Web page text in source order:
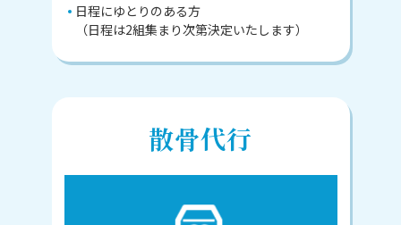
日程にゆとりのある方
（日程は2組集まり次第決定いたします）
散骨代行